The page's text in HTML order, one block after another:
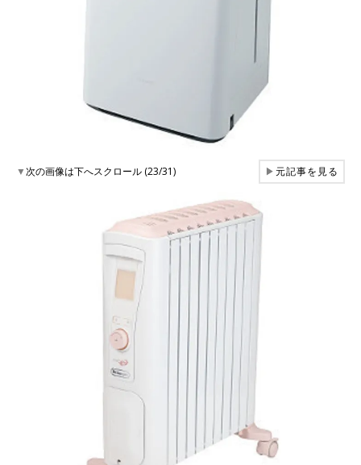
▼次の画像は下へスクロール (23/31) ▶元記事を見る